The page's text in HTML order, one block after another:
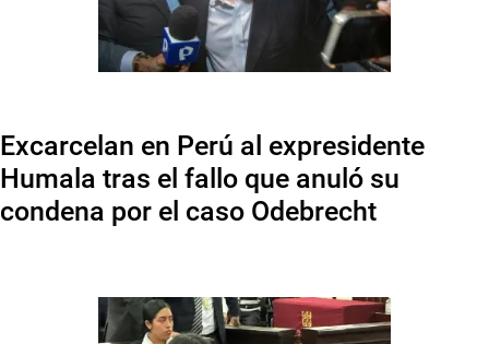
Excarcelan en Perú al expresidente
Humala tras el fallo que anuló su
condena por el caso Odebrecht